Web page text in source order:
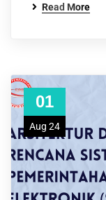
Read More
01
Aug 24